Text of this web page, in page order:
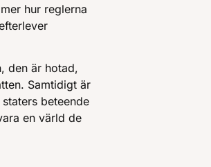
hur reglerna
den är hotad,
Samtidigt är
beteende
en värld de